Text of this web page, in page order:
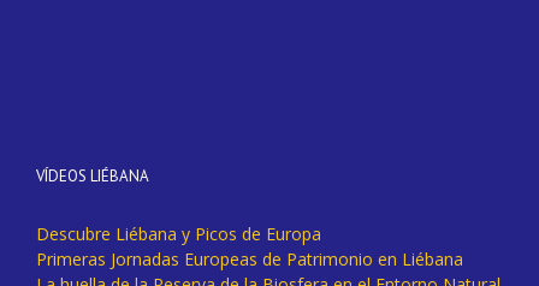
VÍDEOS LIÉBANA
Descubre Liébana y Picos de Europa
Primeras Jornadas Europeas de Patrimonio en Liébana